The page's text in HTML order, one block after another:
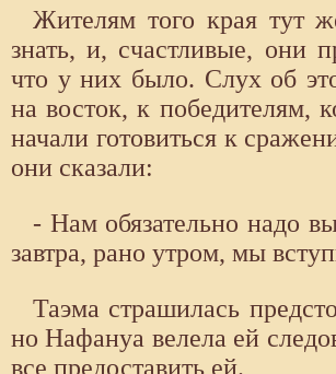
Жителям того края тут
знать, и, счастливые, они
что у них было. Слух об
на восток, к победителям,
начали готовиться к
они сказали:
- Нам обязательно надо
завтра, рано утром, мы
Таэма страшилась
но Нафануа велела ей
все предоставить ей.